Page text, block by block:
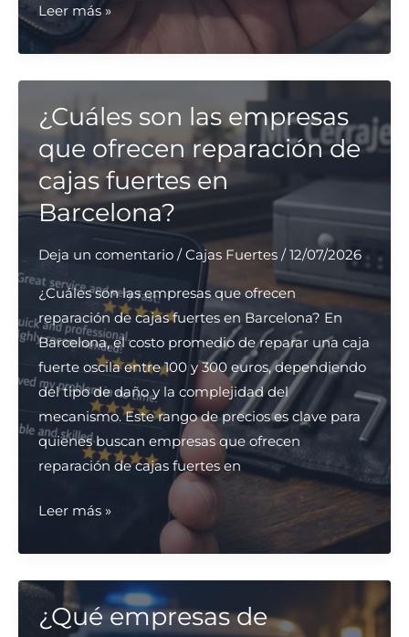
¿Dónde
puedo
solicitar
la
reparación
de
una
puerta
de
en
Madrid
de
forma
urgente?
Leer más »
¿Cuáles son las empresas
que ofrecen reparación de
cajas fuertes en
Barcelona?
Deja un comentario / Cajas Fuertes/ 12/07/2026
¿Cuáles son las empresas que ofrecen
reparación de cajas fuertes en Barcelona? En
Barcelona, el costo promedio de reparar una caja
fuerte oscila entre 100 y 300 euros, dependiendo
del tipo de daño y la complejidad del
mecanismo. Este rango de precios es clave para
quienes buscan empresas que ofrecen
reparación de cajas fuertes en
¿Cuáles
las
empresas
que
ofrecen
Leer más »
¿Qué empresas de